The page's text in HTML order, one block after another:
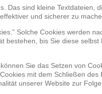
Das sind kleine Textdateien,
und sicherer zu
Solche Cookies werden
bestehen, bis Sie diese
Sie das Setzen von
mit dem Schließen
unserer Website zur Folge